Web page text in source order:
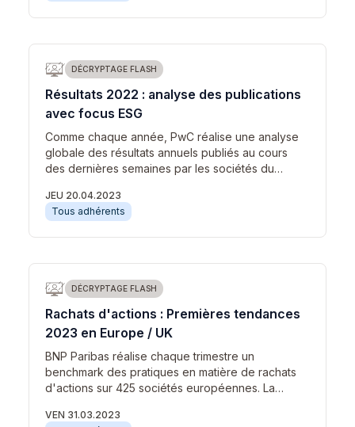
DÉCRYPTAGE FLASH
Résultats 2022 : analyse des publications
avec focus ESG
Comme chaque année, PwC réalise une analyse
globale des résultats annuels publiés au cours
des dernières semaines par les sociétés du…
JEU 20.04.2023
Tous adhérents
DÉCRYPTAGE FLASH
Rachats d'actions : Premières tendances
2023 en Europe / UK
BNP Paribas réalise chaque trimestre un
benchmark des pratiques en matière de rachats
d'actions sur 425 sociétés européennes. La…
VEN 31.03.2023